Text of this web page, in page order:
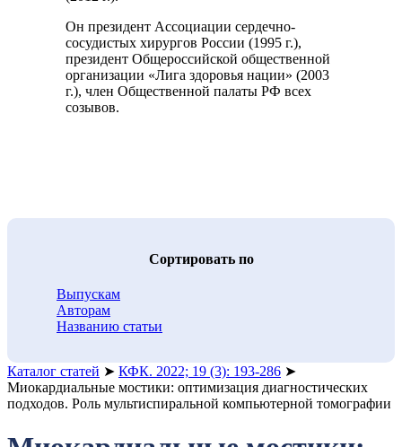
Он президент Ассоциации сердечно-
сосудистых хирургов России (1995 г.),
президент Общероссийской общественной
организации «Лига здоровья нации» (2003
г.), член Общественной палаты РФ всех
созывов.
Cортировать по
Выпускам
Авторам
Названию статьи
Каталог статей ➤ КФК. 2022; 19 (3): 193-286 ➤
Миокардиальные мостики: оптимизация диагностических
подходов. Роль мультиспиральной компьютерной томографии